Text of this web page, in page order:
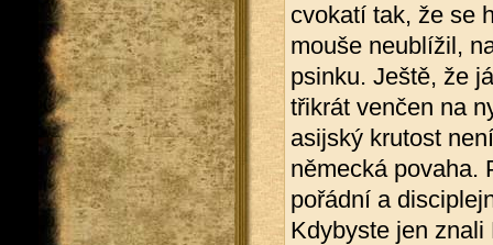
cvokatí tak, že se
mouše neublížil,
psinku. Ještě, že
třikrát venčen na
asijský krutost
německá povaha.
pořádní a
Kdybyste jen